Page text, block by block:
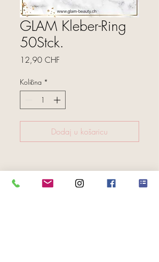
GLAM Kleber-Ring
50Stck.
12,90 CHFCijena
Količina *
Dodaj u košaricu